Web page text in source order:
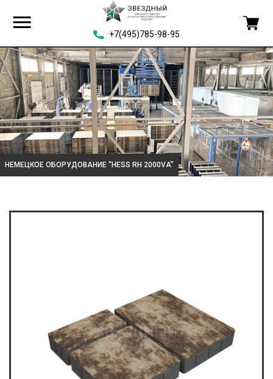
+7(495)785-98-95
НЕМЕЦКОЕ ОБОРУДОВАНИЕ “HESS RH 2000VA”